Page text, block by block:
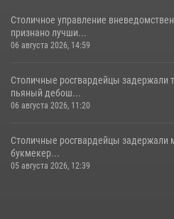
Столичное управление
признано лучши...
06 августа 2026, 14:59
Столичные росгвардейцы задержали
пьяный дебош...
06 августа 2026, 11:20
Столичные росгвардейцы задержали
букмекер...
05 августа 2026, 12:39